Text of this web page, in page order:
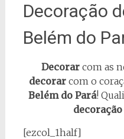
Decoração
Belém do
Decorar com as
decorar com o
Belém do Pará!
decoração
[ezcol_1half]